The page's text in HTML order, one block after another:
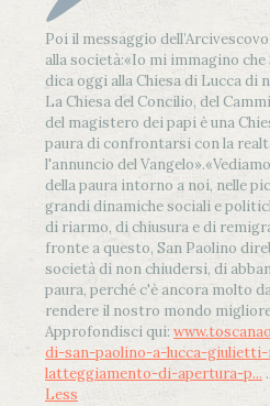
Poi il messaggio
alla società:«Io mi immagino che
dica oggi alla Chiesa di Lucca di
La Chiesa del Concilio, del
del magistero dei papi è una
paura di confrontarsi con la
l'annuncio del Vangelo».
della paura intorno a noi, nelle
grandi dinamiche sociali e
di riarmo, di chiusura e di
fronte a questo, San Paolino
società di non chiudersi, di
paura, perché c'è ancora molto
rendere il nostro mondo
Approfondisci qui:
di-san-paolino-a-lucca-
latteggiamento-di-apertura-p...
Less